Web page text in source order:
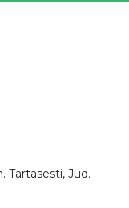
Tartasesti, Jud.